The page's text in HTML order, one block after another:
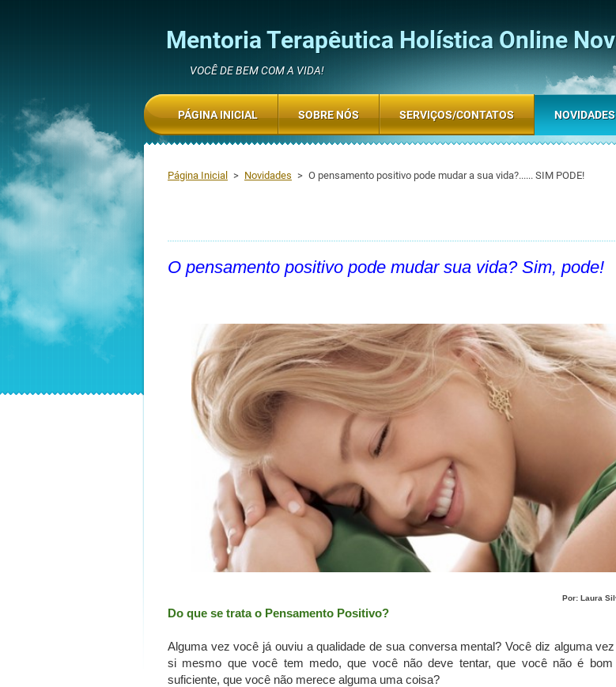
Mentoria Terapêutica Holística Online
VOCÊ DE BEM COM A VIDA!
Página Inicial > Novidades > O pensamento positivo pode mudar a sua vida?...... SIM PODE!
O pensamento positivo pode mudar sua vida? Sim, pode!
Por: Laura
Do que se trata o Pensamento Positivo?
Alguma vez você já ouviu a qualidade de sua conversa mental?Você diz alguma
si mesmo que você tem medo, que você não deve tentar, que você não é
suficiente, que você não merece alguma uma coisa?
PÁGINA INICIAL SOBRE NÓS SERVIÇOS/CONTATOS NOVIDADES